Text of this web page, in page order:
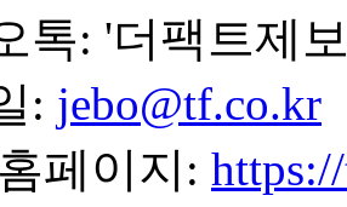
톡: '더팩트제
: jebo@tf.co.kr
페이지: